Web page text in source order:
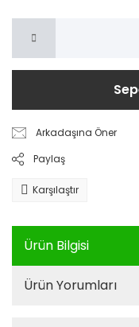
Arkadaşına Öner
Paylaş
Karşılaştır
Ürün Bilgisi
Ürün Yorumları